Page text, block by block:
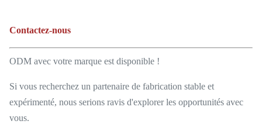
Contactez-nous
ODM avec votre marque est disponible !
Si vous recherchez un partenaire de fabrication stable et
expérimenté, nous serions ravis d'explorer les opportunités avec
vous.